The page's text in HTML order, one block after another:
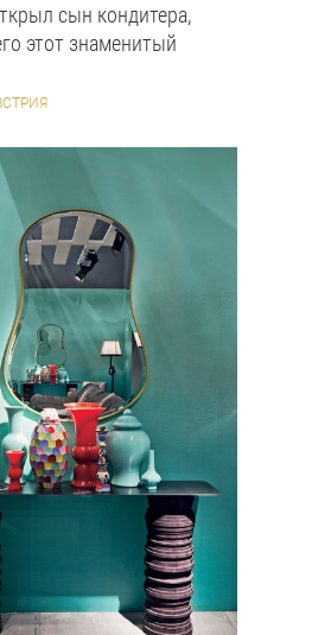
сын кондитера,
этот знаменитый